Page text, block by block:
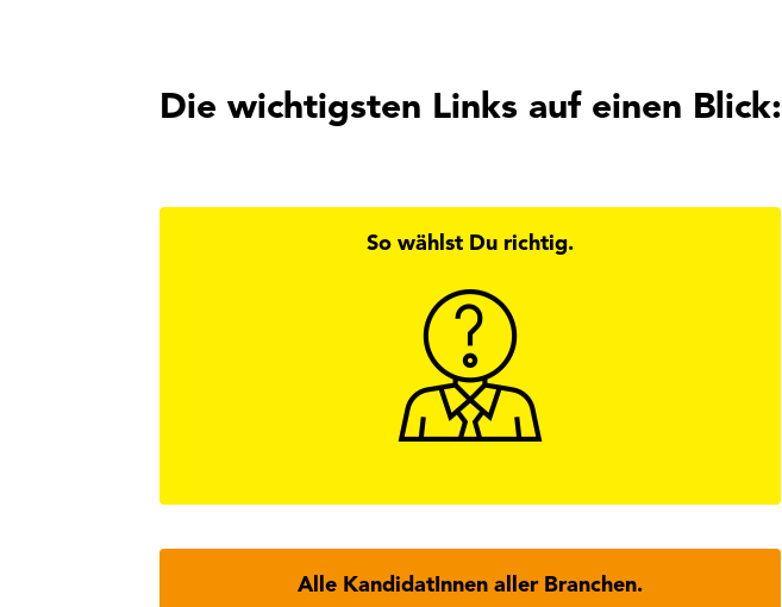
Die wichtigsten Links auf einen Blick:
So wählst Du richtig.
Hier findest Du alle Antworten zur
Wirtschaftskammerwahl.
Alle KandidatInnen aller Branchen.